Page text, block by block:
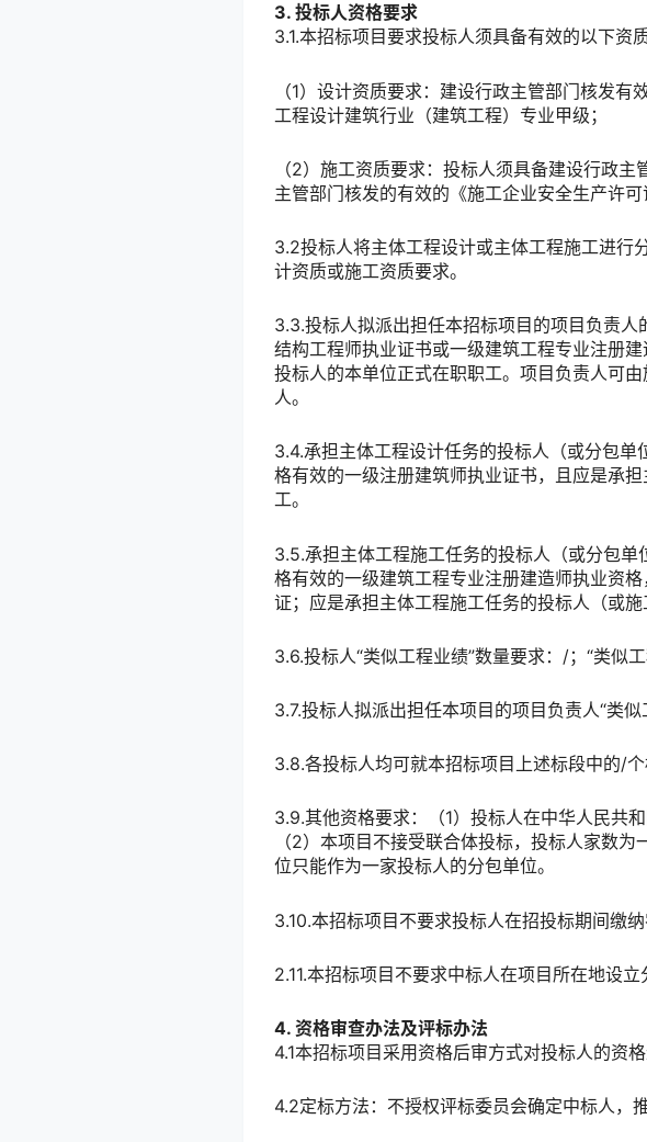
3. 投标人资格要求
3.1.本招标项目要求投标人须具备有效的以下资质
（1）设计资质要求：建设行政主管部门核
工程设计建筑行业（建筑工程）专业甲级；
（2）施工资质要求：投标人须具备建设行政
主管部门核发的有效的《施工企业安全生产许可
3.2投标人将主体工程设计或主体工程施工进行
计资质或施工资质要求。
3.3.投标人拟派出担任本招标项目的项目负责
结构工程师执业证书或一级建筑工程专业注册
投标人的本单位正式在职职工。项目负责人可
人。
3.4.承担主体工程设计任务的投标人（或分包
格有效的一级注册建筑师执业证书，且应是承
工。
3.5.承担主体工程施工任务的投标人（或分包
格有效的一级建筑工程专业注册建造师执业资
证；应是承担主体工程施工任务的投标人（或
3.6.投标人“类似工程业绩”数量要求：/；“类似工
3.7.投标人拟派出担任本项目的项目负责人“类
3.8.各投标人均可就本招标项目上述标段中的/
3.9.其他资格要求：（1）投标人在中华人民共
（2）本项目不接受联合体投标，投标人家数
位只能作为一家投标人的分包单位。
3.10.本招标项目不要求投标人在招投标期间缴纳
2.11.本招标项目不要求中标人在项目所在地设
4. 资格审查办法及评标办法
4.1本招标项目采用资格后审方式对投标人的资
4.2定标方法：不授权评标委员会确定中标人，